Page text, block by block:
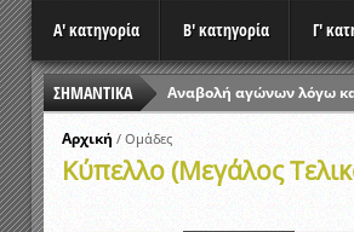
Α' κατηγορία Β' κατηγορία Γ'
ΣΗΜΑΝΤΙΚΑ
Αναβολή αγώνων λόγω
Ώρες έναρξης αγώνων
Αποτελέσματα
Κλήρωση Β’ Φάσης
Αποτελέσματα γραπτών
Αρχική / Ομάδες
Κύπελλο (Μεγάλος